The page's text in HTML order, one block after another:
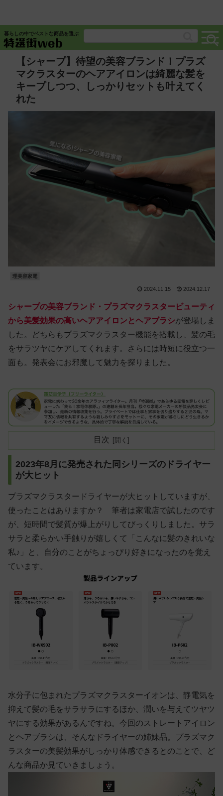
暮らしの中でベストな商品を選ぶ
【シャープ】待望の美容ブランド！プラズ
マクラスターのヘアアイロンは綺麗な髪を
キープしつつ、しっかりセットも叶えてく
れた
理美容家電
2024.11.15 2024.12.17
シャープの美容ブランド・プラズマクラスタービューティ
から美髪効果の高いヘアアイロンとヘアブラシが登場しま
した。どちらもプラズマクラスター機能を搭載し、髪の毛
をサラツヤにケアしてくれます。さらには時短に役立つ一
面も。発表会にお邪魔して魅力を探りました。
目次
2023年8月に発売された同シリーズのドライヤー
が大ヒット
プラズマクラスタードライヤーが大ヒットしていますが、
使ったことはありますか？ 筆者は家電店で試したのです
が、短時間で髪質が爆上がりしてびっくりしました。サラ
サラと柔らかい手触りが嬉しくて「こんなに髪のきれいな
私♪」と、自分のことがちょっぴり好きになったのを覚え
ています。
水分子に包まれたプラズマクラスターイオンは、静電気を
抑えて髪の毛をサラサラにするほか、潤いを与えてツヤツ
ヤにする効果があるんですね。今回のストレートアイロン
とヘアブラシは、そんなドライヤーの姉妹品。プラズマク
ラスターの美髪効果がしっかり体感できるとのことで、ど
んな商品か見ていきましょう。